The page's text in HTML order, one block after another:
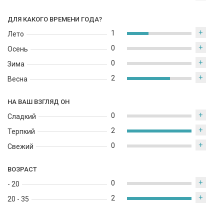
ДЛЯ КАКОГО ВРЕМЕНИ ГОДА?
Лето
Осень
Зима
Весна
1 +
0 +
0 +
2 +
НА ВАШ ВЗГЛЯД ОН
Сладкий
Терпкий
Свежий
0 +
2 +
0 +
ВОЗРАСТ
- 20
20 - 35
0 +
2 +